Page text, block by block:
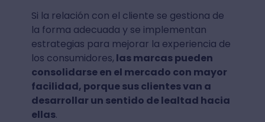
Si la relación con el cliente se gestiona de
la forma adecuada y se implementan
estrategias para mejorar la experiencia de
los consumidores, las marcas pueden
consolidarse en el mercado con mayor
facilidad, porque sus clientes van a
desarrollar un sentido de lealtad hacia
ellas.